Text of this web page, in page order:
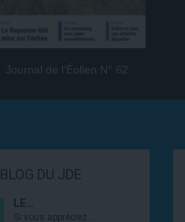
Journal de l’Éolien N° 62
BLOG DU JDE
LE…
Si vous appréciez…